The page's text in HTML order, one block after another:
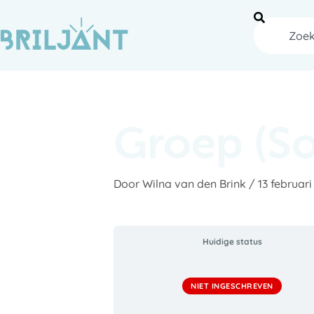
de
inhoud
Zoeken
Door Wilna van den Brink / 13
Huidige status
NIET INGESCHREVEN